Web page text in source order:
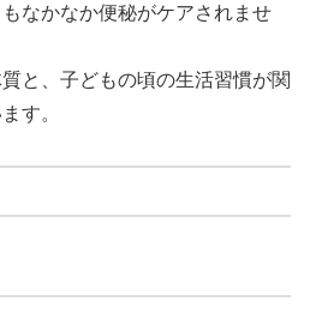
なかなか便秘がケアされませ
と、子どもの頃の生活習慣が関
す。